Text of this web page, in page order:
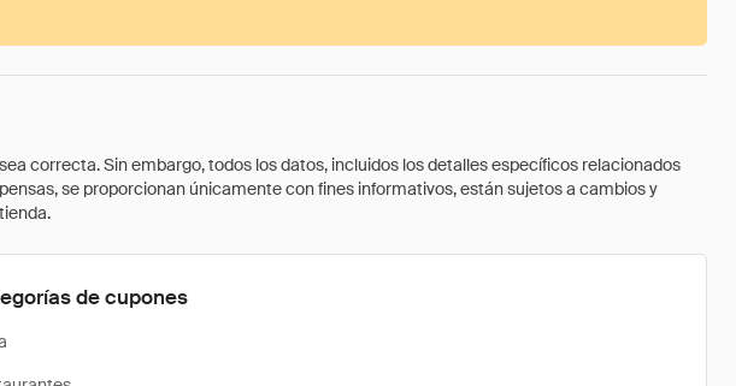
correcta. Sin embargo, todos los datos, incluidos los detalles específicos relacionados
se proporcionan únicamente con fines informativos, están sujetos a cambios y
de cupones